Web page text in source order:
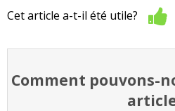
Cet article a-t-il été utile?
Comment pouvons-